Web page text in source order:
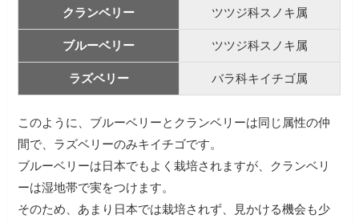
クランベリー ツツジ科スノキ属
ブルーベリー ツツジ科スノキ属
ラズベリー バラ科キイチゴ属
このように、ブルーベリーとクランベリーは同じ属性の仲
間で、ラズベリーのみキイチゴです。
ブルーベリーは日本でもよく栽培されますが、クランベリ
ーは湿地帯で実をつけます。
そのため、あまり日本では栽培されず、見かける機会も少